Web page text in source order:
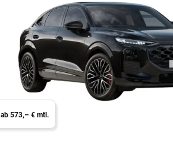
ab 573,– € mtl.